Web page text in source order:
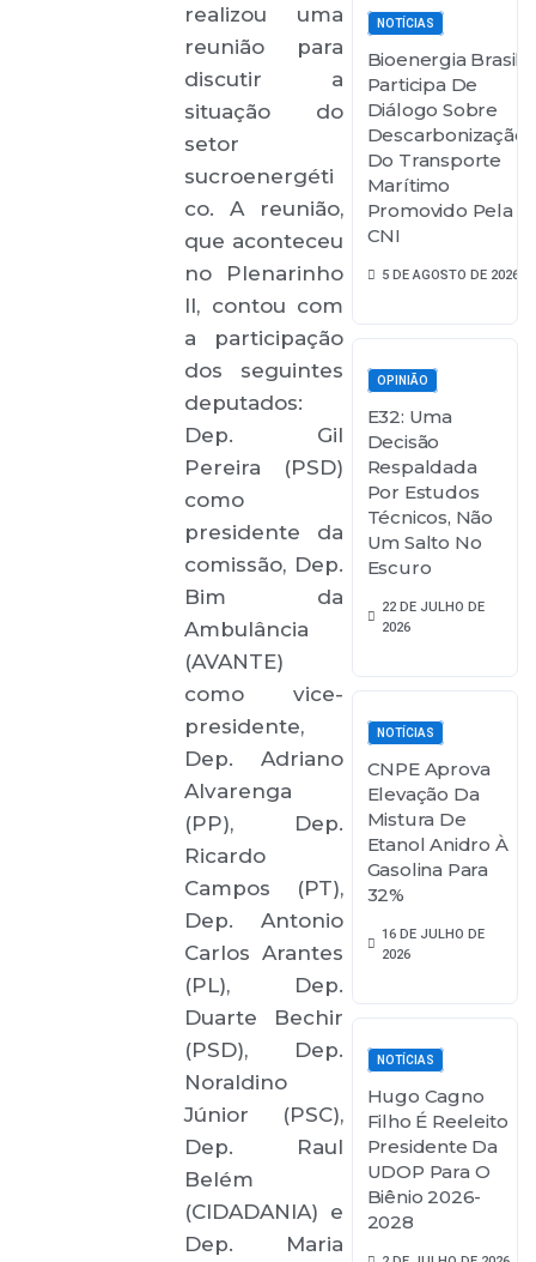
realizou uma
reunião para
discutir a
situação do
setor
sucroenergéti
co. A reunião,
que aconteceu
no Plenarinho
II, contou com
a participação
dos seguintes
deputados:
Dep. Gil
Pereira (PSD)
como
presidente da
comissão, Dep.
Bim da
Ambulância
(AVANTE)
como vice-
presidente,
Dep. Adriano
Alvarenga
(PP), Dep.
Ricardo
Campos (PT),
Dep. Antonio
Carlos Arantes
(PL), Dep.
Duarte Bechir
(PSD), Dep.
Noraldino
Júnior (PSC),
Dep. Raul
Belém
(CIDADANIA) e
Dep. Maria
NOTÍCIAS
Bioenergia Brasil
Participa De
Diálogo Sobre
Descarbonização
Do Transporte
Marítimo
Promovido Pela
CNI
5 DE AGOSTO DE 2026
OPINIÃO
E32: Uma
Decisão
Respaldada
Por Estudos
Técnicos, Não
Um Salto No
Escuro
22 DE JULHO DE
2026
NOTÍCIAS
CNPE Aprova
Elevação Da
Mistura De
Etanol Anidro À
Gasolina Para
32%
16 DE JULHO DE
2026
NOTÍCIAS
Hugo Cagno
Filho É Reeleito
Presidente Da
UDOP Para O
Biênio 2026-
2028